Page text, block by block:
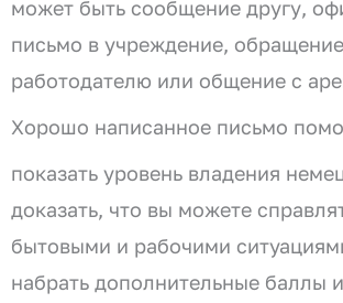
может быть сообщение другу,
письмо в учреждение,
работодателю или общение с
Хорошо написанное письмо
показать уровень владения
доказать, что вы можете
бытовыми и рабочими
набрать дополнительные баллы